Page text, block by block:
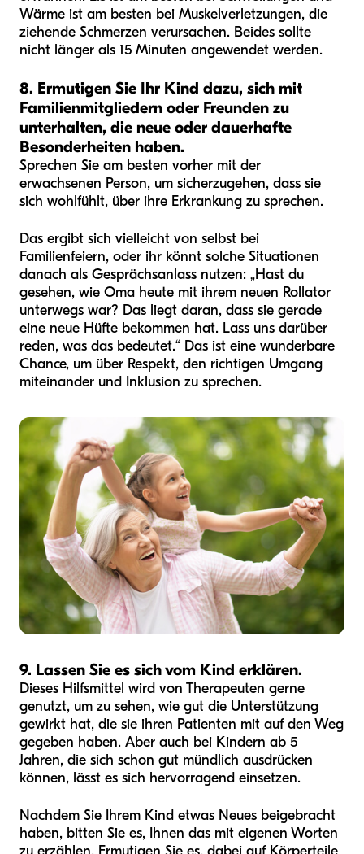
Wärme ist am besten bei Muskelverletzungen, die
ziehende Schmerzen verursachen. Beides sollte
nicht länger als 15 Minuten angewendet werden.
8. Ermutigen Sie Ihr Kind dazu, sich mit
Familienmitgliedern oder Freunden zu
unterhalten, die neue oder dauerhafte
Besonderheiten haben.
Sprechen Sie am besten vorher mit der
erwachsenen Person, um sicherzugehen, dass sie
sich wohlfühlt, über ihre Erkrankung zu sprechen.
Das ergibt sich vielleicht von selbst bei
Familienfeiern, oder ihr könnt solche Situationen
danach als Gesprächsanlass nutzen: „Hast du
gesehen, wie Oma heute mit ihrem neuen Rollator
unterwegs war? Das liegt daran, dass sie gerade
eine neue Hüfte bekommen hat. Lass uns darüber
reden, was das bedeutet.“ Das ist eine wunderbare
Chance, um über Respekt, den richtigen Umgang
miteinander und Inklusion zu sprechen.
9. Lassen Sie es sich vom Kind erklären.
Dieses Hilfsmittel wird von Therapeuten gerne
genutzt, um zu sehen, wie gut die Unterstützung
gewirkt hat, die sie ihren Patienten mit auf den Weg
gegeben haben. Aber auch bei Kindern ab 5
Jahren, die sich schon gut mündlich ausdrücken
können, lässt es sich hervorragend einsetzen.
Nachdem Sie Ihrem Kind etwas Neues beigebracht
haben, bitten Sie es, Ihnen das mit eigenen Worten